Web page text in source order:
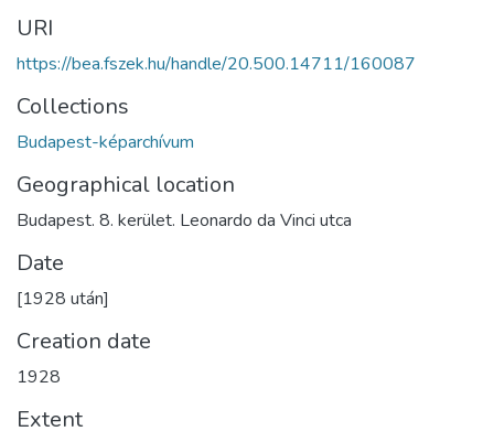
URI
https://bea.fszek.hu/handle/20.500.14711/160087
Collections
Budapest-képarchívum
Geographical location
Budapest. 8. kerület. Leonardo da Vinci utca
Date
[1928 után]
Creation date
1928
Extent